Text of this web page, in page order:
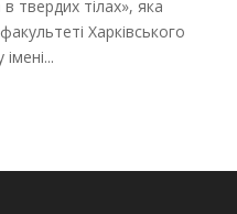
твердих тілах», яка
Харківського